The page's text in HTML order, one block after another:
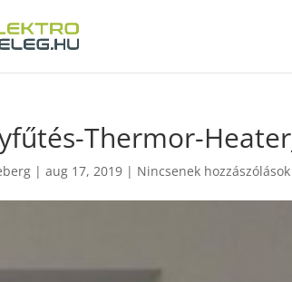
Thermor-
|aug 17, 2019 | Nincsenek hozzászólások